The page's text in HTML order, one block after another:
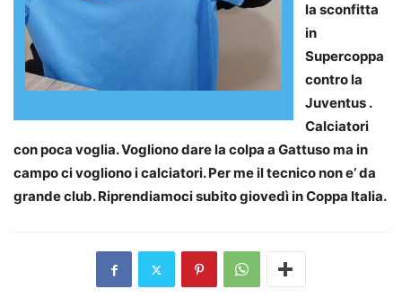
la sconfitta
in
Supercoppa
contro la
Juventus .
Calciatori
con poca voglia. Vogliono dare la colpa a Gattuso ma in
campo ci vogliono i calciatori. Per me il tecnico non e’ da
grande club. Riprendiamoci subito giovedì in Coppa Italia.